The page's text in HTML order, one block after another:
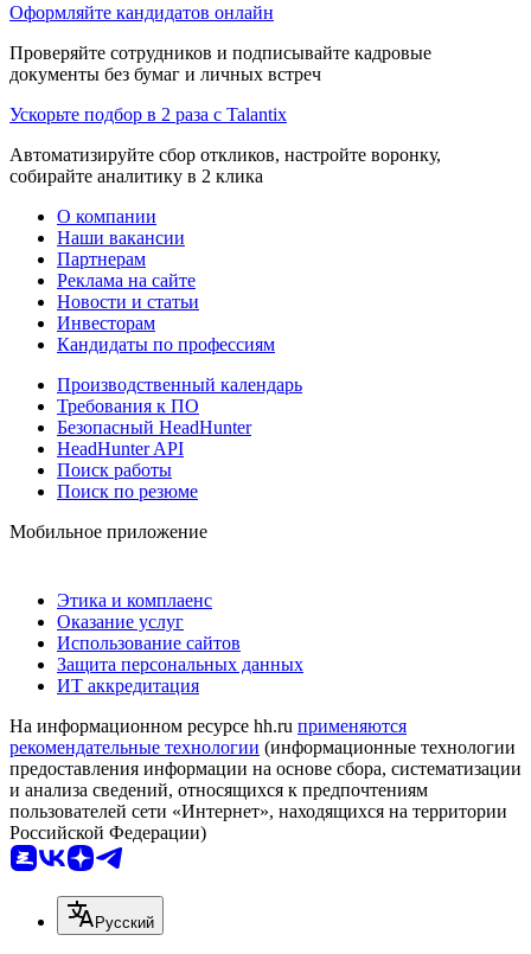
Оформляйте кандидатов онлайн
Проверяйте сотрудников и подписывайте кадровые
документы без бумаг и личных встреч
Ускорьте подбор в 2 раза с Talantix
Автоматизируйте сбор откликов, настройте воронку,
собирайте аналитику в 2 клика
О компании
Наши вакансии
Партнерам
Реклама на сайте
Новости и статьи
Инвесторам
Кандидаты по профессиям
Производственный календарь
Требования к ПО
Безопасный HeadHunter
HeadHunter API
Поиск работы
Поиск по резюме
Мобильное приложение
Этика и комплаенс
Оказание услуг
Использование сайтов
Защита персональных данных
ИТ аккредитация
На информационном ресурсе hh.ru применяются
рекомендательные технологии (информационные технологии
предоставления информации на основе сбора, систематизации
и анализа сведений, относящихся к предпочтениям
пользователей сети «Интернет», находящихся на территории
Российской Федерации)
Русский